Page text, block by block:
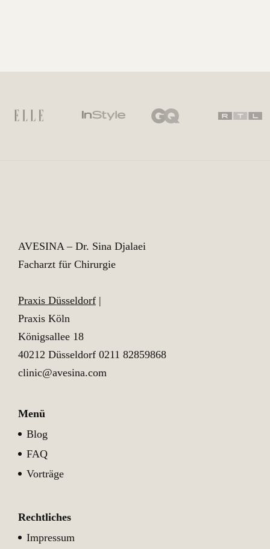
AVESINA – Dr. Sina Djalaei
Facharzt für Chirurgie
Praxis Düsseldorf |
Praxis Köln
Königsallee 18
40212 Düsseldorf 0211 82859868
clinic@avesina.com
Menü
Blog
FAQ
Vorträge
Rechtliches
Impressum